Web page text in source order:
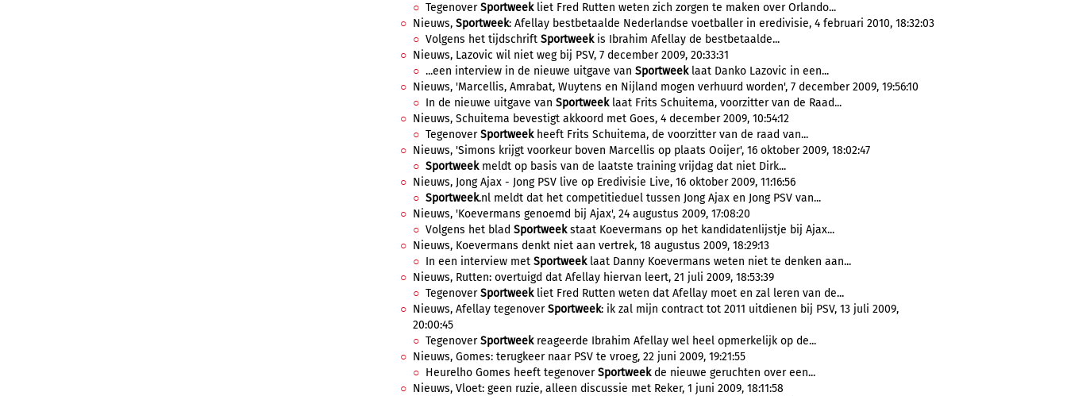
TegenoverSportweekliet Fred Rutten weten zich zorgen te maken over Orlando...
Nieuws, Sportweek: Afellay bestbetaalde Nederlandse voetballer in eredivisie, 4 februari 2010, 18:32:03
Volgens het tijdschrift Sportweekis Ibrahim Afellay de bestbetaalde...
Nieuws, Lazovic wil niet weg bij PSV, 7 december 2009, 20:33:31
...een interview in de nieuwe uitgave van Sportweeklaat Danko Lazovic in een...
Nieuws, 'Marcellis, Amrabat, Wuytens en Nijland mogen verhuurd worden', 7 december 2009, 19:56:10
In de nieuwe uitgave van Sportweeklaat Frits Schuitema, voorzitter van de Raad...
Nieuws, Schuitema bevestigt akkoord met Goes, 4 december 2009, 10:54:12
TegenoverSportweekheeft Frits Schuitema, de voorzitter van de raad van...
Nieuws, 'Simons krijgt voorkeur boven Marcellis op plaats Ooijer', 16 oktober 2009, 18:02:47
Sportweekmeldt op basis van de laatste training vrijdag dat niet Dirk...
Nieuws, Jong Ajax - Jong PSV live op Eredivisie Live, 16 oktober 2009, 11:16:56
Sportweek.nl meldt dat het competitieduel tussen Jong Ajax en Jong PSV van...
Nieuws, 'Koevermans genoemd bij Ajax', 24 augustus 2009, 17:08:20
Volgens het blad Sportweekstaat Koevermans op het kandidatenlijstje bij Ajax...
Nieuws, Koevermans denkt niet aan vertrek, 18 augustus 2009, 18:29:13
In een interview met Sportweeklaat Danny Koevermans weten niet te denken aan...
Nieuws, Rutten: overtuigd dat Afellay hiervan leert, 21 juli 2009, 18:53:39
TegenoverSportweekliet Fred Rutten weten dat Afellay moet en zal leren van de...
Nieuws, Afellay tegenoverSportweek: ik zal mijn contract tot 2011 uitdienen bij PSV, 13 juli 2009,
20:00:45
TegenoverSportweekreageerde Ibrahim Afellay wel heel opmerkelijk op de...
Nieuws, Gomes: terugkeer naar PSV te vroeg, 22 juni 2009, 19:21:55
Heurelho Gomes heeft tegenoverSportweekde nieuwe geruchten over een...
Nieuws, Vloet: geen ruzie, alleen discussie met Reker, 1 juni 2009, 18:11:58